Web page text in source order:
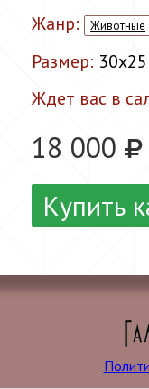
Жанр:
Животные
Размер:
Ждет вас в
18 000
Купить